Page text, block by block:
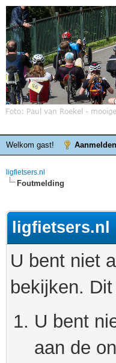
Welkom gast! Aanmelden
ligfietsers.nl
Foutmelding
ligfietsers.nl
U bent niet
bekijken.
U bent
aan de